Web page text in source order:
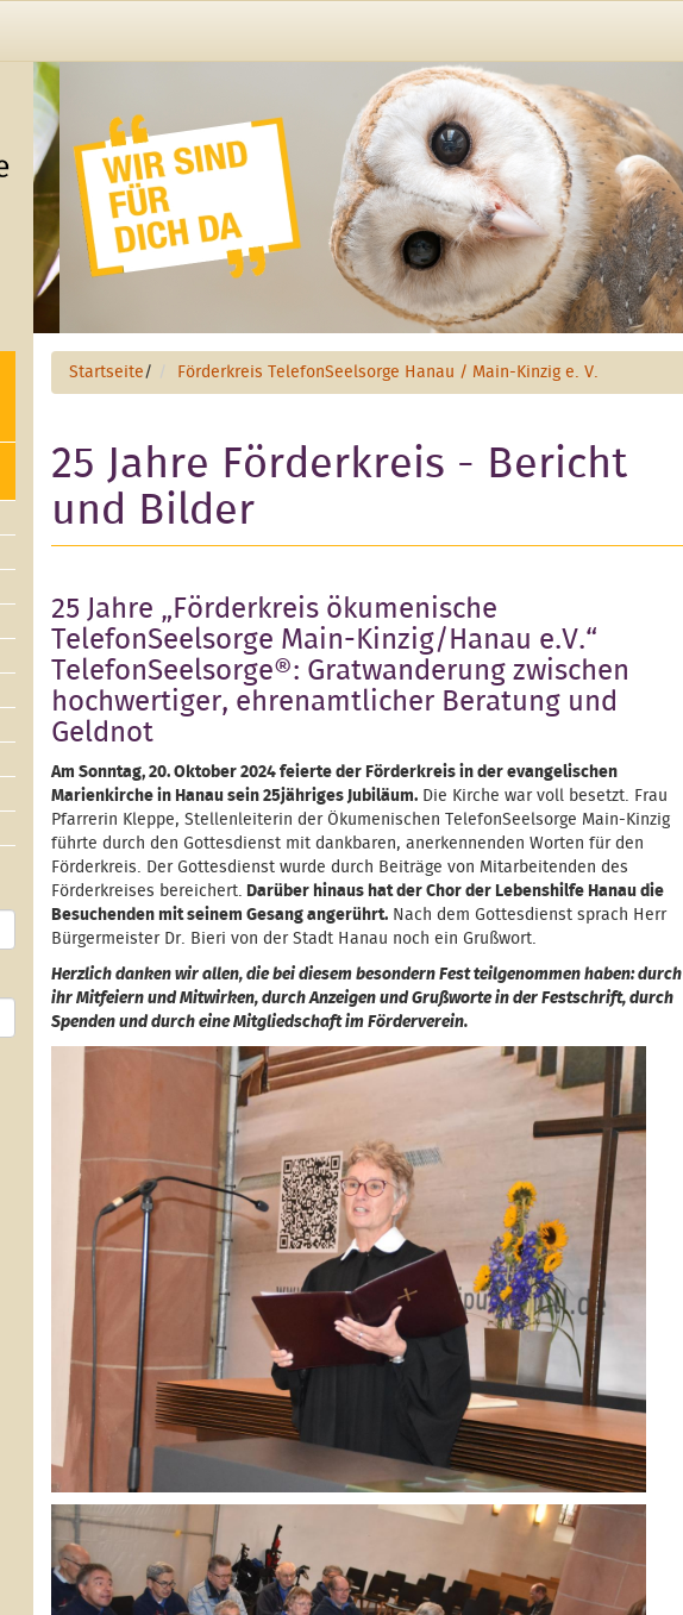
Startseite/ Förderkreis TelefonSeelsorge Hanau / Main-Kinzig e. V.
25 Jahre Förderkreis - Bericht
und Bilder
25 Jahre „Förderkreis ökumenische
TelefonSeelsorge Main-Kinzig/Hanau e.V.“
TelefonSeelsorge®: Gratwanderung zwischen
hochwertiger, ehrenamtlicher Beratung und
Geldnot
Am Sonntag, 20. Oktober 2024 feierte der Förderkreis in der evangelischen
Marienkirche in Hanau sein 25jähriges Jubiläum. Die Kirche war voll besetzt. Frau
Pfarrerin Kleppe, Stellenleiterin der Ökumenischen TelefonSeelsorge Main-Kinzig
führte durch den Gottesdienst mit dankbaren, anerkennenden Worten für den
Förderkreis. Der Gottesdienst wurde durch Beiträge von Mitarbeitenden des
Förderkreises bereichert. Darüber hinaus hat der Chor der Lebenshilfe Hanau die
Besuchenden mit seinem Gesang angerührt. Nach dem Gottesdienst sprach Herr
Bürgermeister Dr. Bieri von der Stadt Hanau noch ein Grußwort.
Herzlich danken wir allen, die bei diesem besondern Fest teilgenommen haben: durch
ihr Mitfeiern und Mitwirken, durch Anzeigen und Grußworte in der Festschrift, durch
Spenden und durch eine Mitgliedschaft im Förderverein.